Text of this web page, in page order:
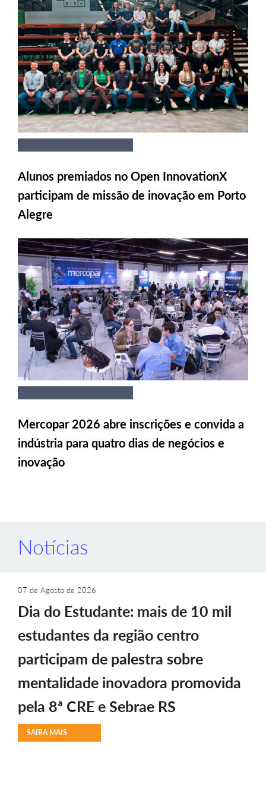
Alunos premiados no Open InnovationX
participam de missão de inovação em Porto
Alegre
Mercopar 2026 abre inscrições e convida a
indústria para quatro dias de negócios e
inovação
Notícias
07 de Agosto de 2026
Dia do Estudante: mais de 10 mil
estudantes da região centro
participam de palestra sobre
mentalidade inovadora promovida
pela 8ª CRE e Sebrae RS
SAIBA MAIS